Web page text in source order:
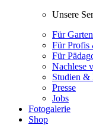
Unsere
Für
Für Profis
Für
Nachlese
Studien &
Presse
Jobs
Fotogalerie
Shop